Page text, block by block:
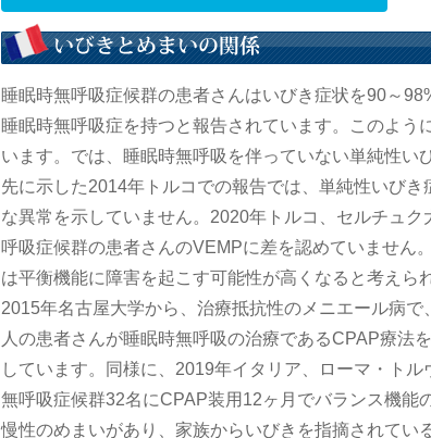
睡眠時無呼吸症候群の患者さんはいびき症状を90～
睡眠時無呼吸症を持つと報告されています。このよう
います。では、睡眠時無呼吸を伴っていない単純性い
先に示した2014年トルコでの報告では、単純性いび
な異常を示していません。2020年トルコ、セルチュ
呼吸症候群の患者さんのVEMPに差を認めていません
は平衡機能に障害を起こす可能性が高くなると考えら
2015年名古屋大学から、治療抵抗性のメニエール病
人の患者さんが睡眠時無呼吸の治療であるCPAP療法
しています。同様に、2019年イタリア、ローマ・ト
無呼吸症候群32名にCPAP装用12ヶ月でバランス機能
慢性のめまいがあり、家族からいびきを指摘されてい